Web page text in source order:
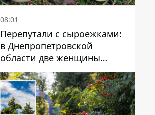
08:01
Перепутали с сыроежками:
в Днепропетровской
области две женщины
отравились грибами